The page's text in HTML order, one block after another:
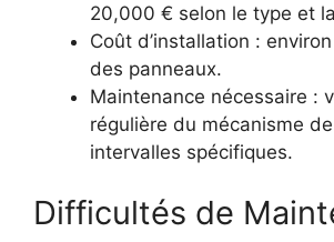
20,000 € selon le type et
Coût d’installation :
des panneaux.
Maintenance nécessaire :
régulière du mécanisme
intervalles spécifiques.
Difficultés de